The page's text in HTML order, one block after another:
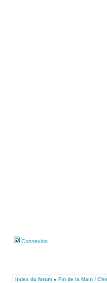
Connexion
Index du forum » Fin de la Main !